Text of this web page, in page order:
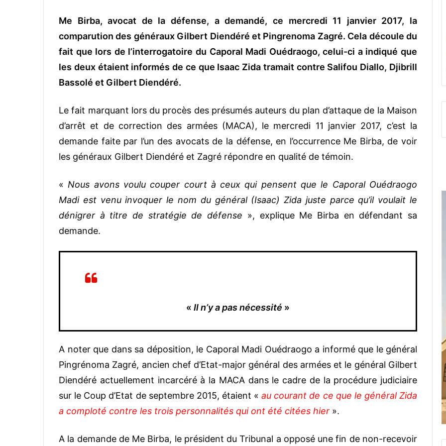
Me Birba, avocat de la défense, a demandé, ce mercredi 11 janvier 2017, la
comparution des généraux Gilbert Diendéré et Pingrenoma Zagré. Cela découle du
fait que lors de l’interrogatoire du Caporal Madi Ouédraogo, celui-ci a indiqué que
les deux étaient informés de ce que Isaac Zida tramait contre Salifou Diallo, Djibrill
Bassolé et Gilbert Diendéré.
Le fait marquant lors du procès des présumés auteurs du plan d’attaque de la Maison
d’arrêt et de correction des armées (MACA), le mercredi 11 janvier 2017, c’est la
demande faite par l’un des avocats de la défense, en l’occurrence Me Birba, de voir
les généraux Gilbert Diendéré et Zagré répondre en qualité de témoin.
« Nous avons voulu couper court à ceux qui pensent que le Caporal Ouédraogo
Madi est venu invoquer le nom du général (Isaac) Zida juste parce qu’il voulait le
dénigrer à titre de stratégie de défense », explique Me Birba en défendant sa
demande.
« Il n’y a pas nécessité »
A noter que dans sa déposition, le Caporal Madi Ouédraogo a informé que le général
Pingrénoma Zagré, ancien chef d’Etat-major général des armées et le général Gilbert
Diendéré actuellement incarcéré à la MACA dans le cadre de la procédure judiciaire
sur le Coup d’Etat de septembre 2015, étaient « au courant de ce que le général Zida
a comploté contre les trois personnalités qui ont été citées hier ».
A la demande de Me Birba, le président du Tribunal a opposé une fin de non-recevoir